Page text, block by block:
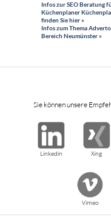
Infos zur SEO Beratung
Küchenplaner
finden Sie hier »
Infos zum Thema
Bereich Neumünster »
Sie können unsere
Linkedin Xing
Vimeo